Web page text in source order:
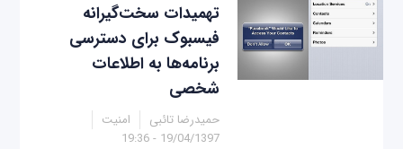
تهمیدات سخت‌گیرانه‌
فیسبوک برای دسترسی
برنامه‌ها به اطلاعات
شخصی
حمیدرضا تائبی
امنیت
19/04/1397 - 19:36